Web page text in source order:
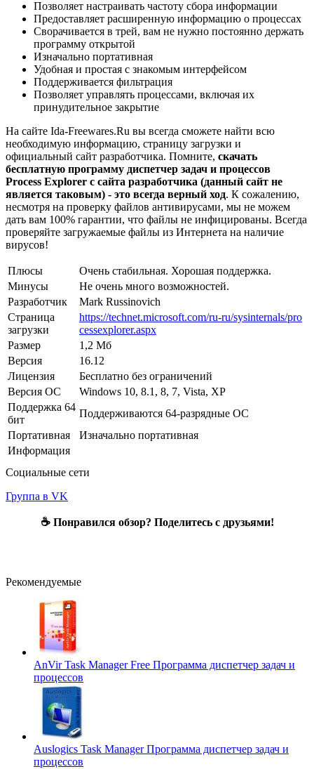
Позволяет настраивать частоту сбора информации
Предоставляет расширенную информацию о процессах
Сворачивается в трей, вам не нужно постоянно держать
программу открытой
Изначально портативная
Удобная и простая с знакомым интерфейсом
Поддерживается фильтрация
Позволяет управлять процессами, включая их
принудительное закрытие
На сайте Ida-Freewares.Ru вы всегда сможете найти всю
необходимую информацию, страницу загрузки и
официальный сайт разработчика. Помните, скачать
бесплатную программу диспетчер задач и процессов
Process Explorer с сайта разработчика (данный сайт не
является таковым) - это всегда верный ход. К сожалению,
несмотря на проверку файлов антивирусами, мы не можем
дать вам 100% гарантии, что файлы не инфицированы. Всегда
проверяйте загружаемые файлы из Интернета на наличие
вирусов!
Плюсы
Очень стабильная. Хорошая поддержка.
Минусы
Не очень много возможностей.
Разработчик
Mark Russinovich
Страница
загрузки
https://technet.microsoft.com/ru-ru/sysinternals/pro
cessexplorer.aspx
Размер
1,2 Мб
Версия
16.12
Лицензия
Бесплатно без ограничений
Версия ОС
Windows 10, 8.1, 8, 7, Vista, XP
Поддержка 64
бит
Поддерживаются 64-разрядные ОС
Портативная
Изначально портативная
Информация
Социальные сети
Группа в VK
☕ Понравился обзор? Поделитесь с друзьями!
Рекомендуемые
AnVir Task Manager Free Программа диспетчер задач и
процессов
Auslogics Task ManagerПрограмма диспетчер задач и
процессов